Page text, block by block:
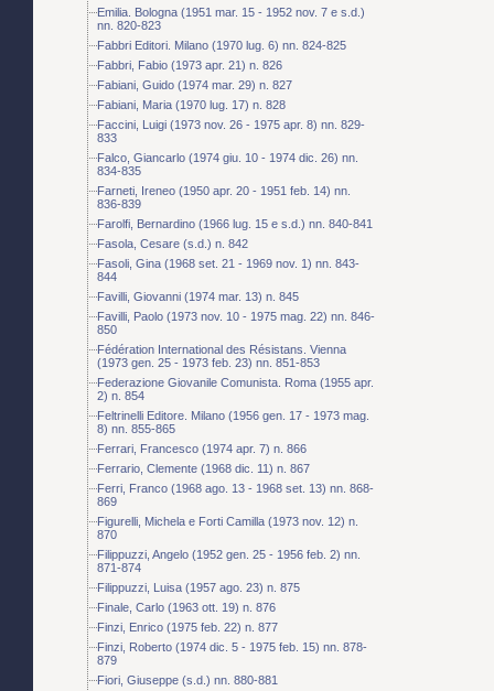
Emilia. Bologna (1951 mar. 15 - 1952 nov. 7 e s.d.)
nn. 820-823
Fabbri Editori. Milano (1970 lug. 6) nn. 824-825
Fabbri, Fabio (1973 apr. 21) n. 826
Fabiani, Guido (1974 mar. 29) n. 827
Fabiani, Maria (1970 lug. 17) n. 828
Faccini, Luigi (1973 nov. 26 - 1975 apr. 8) nn. 829-
833
Falco, Giancarlo (1974 giu. 10 - 1974 dic. 26) nn.
834-835
Farneti, Ireneo (1950 apr. 20 - 1951 feb. 14) nn.
836-839
Farolfi, Bernardino (1966 lug. 15 e s.d.) nn. 840-841
Fasola, Cesare (s.d.) n. 842
Fasoli, Gina (1968 set. 21 - 1969 nov. 1) nn. 843-
844
Favilli, Giovanni (1974 mar. 13) n. 845
Favilli, Paolo (1973 nov. 10 - 1975 mag. 22) nn. 846-
850
Fédération International des Résistans. Vienna
(1973 gen. 25 - 1973 feb. 23) nn. 851-853
Federazione Giovanile Comunista. Roma (1955 apr.
2) n. 854
Feltrinelli Editore. Milano (1956 gen. 17 - 1973 mag.
8) nn. 855-865
Ferrari, Francesco (1974 apr. 7) n. 866
Ferrario, Clemente (1968 dic. 11) n. 867
Ferri, Franco (1968 ago. 13 - 1968 set. 13) nn. 868-
869
Figurelli, Michela e Forti Camilla (1973 nov. 12) n.
870
Filippuzzi, Angelo (1952 gen. 25 - 1956 feb. 2) nn.
871-874
Filippuzzi, Luisa (1957 ago. 23) n. 875
Finale, Carlo (1963 ott. 19) n. 876
Finzi, Enrico (1975 feb. 22) n. 877
Finzi, Roberto (1974 dic. 5 - 1975 feb. 15) nn. 878-
879
Fiori, Giuseppe (s.d.) nn. 880-881